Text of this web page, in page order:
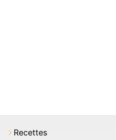
Recettes